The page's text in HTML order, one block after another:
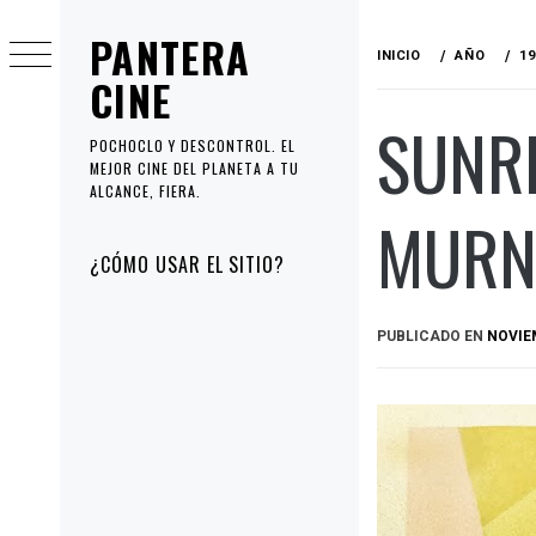
PANTERA
CINE
POCHOCLO Y DESCONTROL. EL
MEJOR CINE DEL PLANETA A TU
ALCANCE, FIERA.
principal
¿CÓMO USAR EL SITIO?
al
contenido
INICIO AÑO
PUBLICADO EN